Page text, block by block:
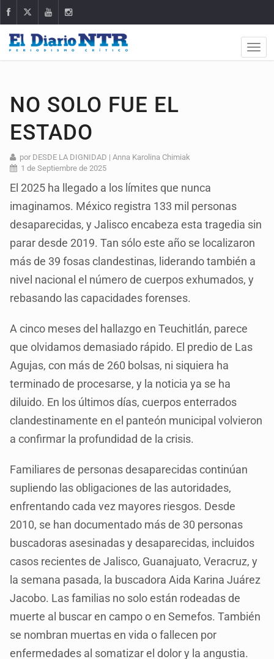
NO SOLO FUE EL
ESTADO
por DESDE LA DIGNIDAD | Anna Karolina Chimiak
1 de Septiembre de 2025
El 2025 ha llegado a los límites que nunca
imaginamos. México registra 133 mil personas
desaparecidas, y Jalisco encabeza esta tragedia sin
parar desde 2019. Tan sólo este año se localizaron
más de 39 fosas clandestinas, liderando también a
nivel nacional el número de cuerpos exhumados, y
rebasando las capacidades forenses.
A cinco meses del hallazgo en Teuchitlán, parece
que olvidamos demasiado rápido. El predio de Las
Agujas, con más de 260 bolsas, ni siquiera ha
terminado de procesarse, y la noticia ya se ha
diluido. En los últimos días, cuerpos enterrados
clandestinamente en el panteón municipal volvieron
a confirmar la profundidad de la crisis.
Familiares de personas desaparecidas continúan
supliendo las obligaciones de las autoridades,
enfrentando cada vez mayores riesgos. Desde
2010, se han documentado más de 30 personas
buscadoras asesinadas y desaparecidas, incluidos
casos recientes de Jalisco, Guanajuato, Veracruz, y
la semana pasada, la buscadora Aida Karina Juárez
Jacobo. Las familias no solo están rodeadas de
muerte al buscar en campo o en Semefos. También
se nombran muertas en vida o fallecen por
enfermedades al somatizar el dolor y la angustia.